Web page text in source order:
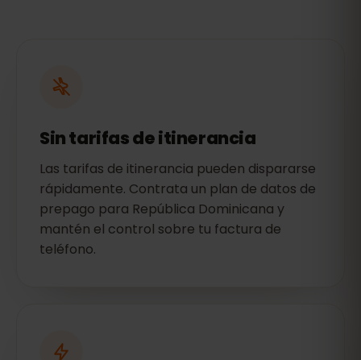
Sin tarifas de itinerancia
Las tarifas de itinerancia pueden dispararse
rápidamente. Contrata un plan de datos de
prepago para República Dominicana y
mantén el control sobre tu factura de
teléfono.